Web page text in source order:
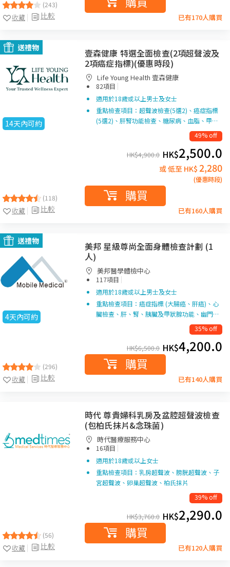
(243)
比較
收藏 已有170人購買
送禮物
14天內可約
(118)
比較
收藏
壹森健康 特選全面檢查(2項超聲波及
2項癌症指標)(優惠時段)
Life Young Health 壹森健康
82項目 |
適用於18歲或以上男士及女士
重點檢查項目：超聲波檢查(5選2)、癌症指標
(5選2)、肝腎功能檢查、糖尿病、血脂、甲…
49% off
HK$4,900.0 HK$2,500.0
或 低至 HK$ 2,280
(優惠時段)
購買
已有160人購買
送禮物
4天內可約
(296)
比較
收藏
美邦 星級尊尚全面身體檢查計劃 (1
人)
美邦醫學體檢中心
117項目 |
適用於18歲或以上男士及女士
重點檢查項目：癌症指標 (大腸癌、肝癌)、心
臟檢查、肝、腎、胰臟及甲狀腺功能、幽門…
35% off
HK$6,500.0 HK$4,200.0
購買
已有140人購買
(56)
比較
收藏
時代 尊貴婦科乳房及盆腔超聲波檢查
(包柏氏抹片&念珠菌)
時代醫療服務中心
16項目 |
適用於18歲或以上女士
重點檢查項目：乳房超聲波、膀胱超聲波、子
宮超聲波、卵巢超聲波、柏氏抹片
39% off
HK$3,760.0 HK$2,290.0
購買
已有120人購買